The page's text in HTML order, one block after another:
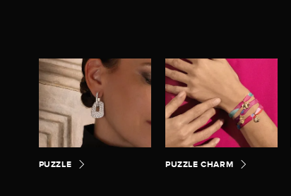
PUZZLE PUZZLE CHARM